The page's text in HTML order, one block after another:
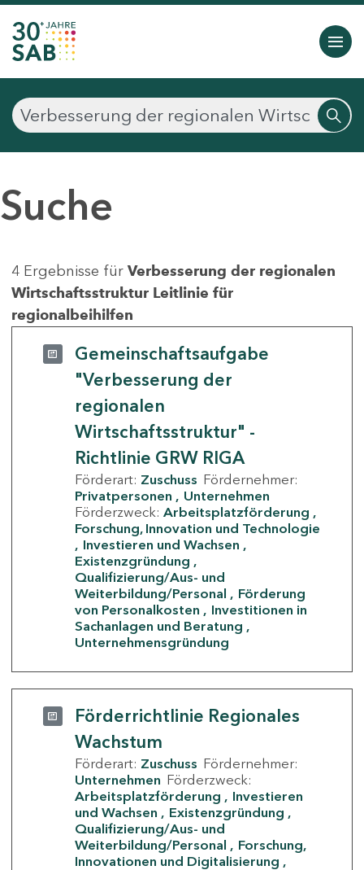
Suche
4 Ergebnisse für Verbesserung der regionalen
Wirtschaftsstruktur Leitlinie für
regionalbeihilfen
Gemeinschaftsaufgabe
"Verbesserung der
regionalen
Wirtschaftsstruktur" -
Richtlinie GRW RIGA
Förderart: Zuschuss Fördernehmer:
Privatpersonen
Unternehmen
Förderzweck: Arbeitsplatzförderung
Forschung, Innovation und Technologie
Investieren und Wachsen
Existenzgründung
Qualifizierung/Aus- und
Weiterbildung/Personal
Förderung
von Personalkosten
Investitionen in
Sachanlagen und Beratung
Unternehmensgründung
Förderrichtlinie Regionales
Wachstum
Förderart: Zuschuss Fördernehmer:
Unternehmen Förderzweck:
Arbeitsplatzförderung
Investieren
und Wachsen
Existenzgründung
Qualifizierung/Aus- und
Weiterbildung/Personal
Forschung,
Innovationen und Digitalisierung